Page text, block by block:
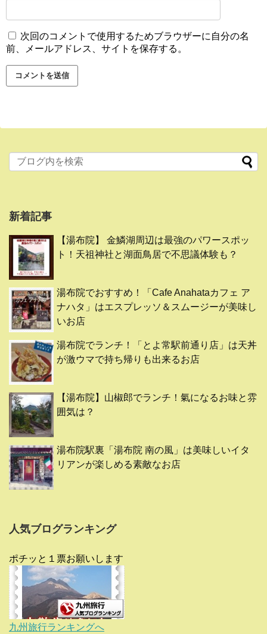
次回のコメントで使用するためブラウザーに自分の名
前、メールアドレス、サイトを保存する。
新着記事
【湯布院】 金鱗湖周辺は最強のパワースポッ
ト！天祖神社と湖面鳥居で不思議体験も？
湯布院でおすすめ！「Cafe Anahataカフェ ア
ナハタ」はエスプレッソ＆スムージーが美味し
いお店
湯布院でランチ！「とよ常駅前通り店」は天丼
が激ウマで持ち帰りも出来るお店
【湯布院】山椒郎でランチ！氣になるお味と雰
囲気は？
湯布院駅裏「湯布院 南の風」は美味しいイタ
リアンが楽しめる素敵なお店
人気ブログランキング
ポチッと１票お願いします
九州旅行ランキングへ